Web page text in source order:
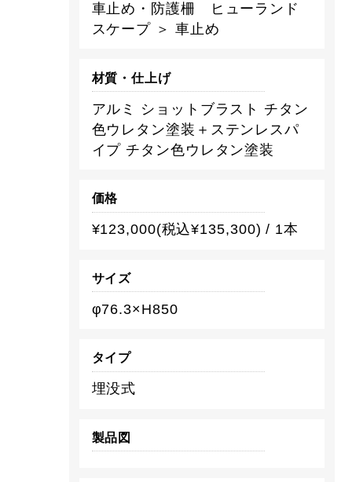
車止め・防護柵 ヒューランド
スケープ ＞ 車止め
材質・仕上げ
アルミ ショットブラスト チタン
色ウレタン塗装＋ステンレスパ
イプ チタン色ウレタン塗装
価格
¥123,000(税込¥135,300) / 1本
サイズ
φ76.3×H850
タイプ
埋没式
製品図